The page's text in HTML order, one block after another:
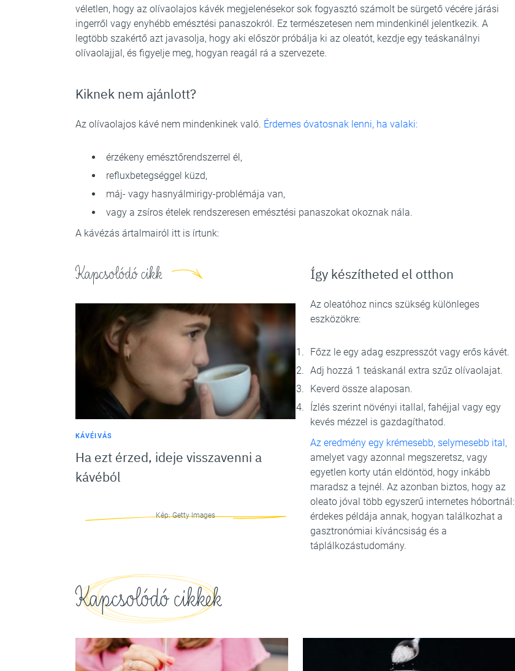
véletlen, hogy az olívaolajos kávék megjelenésekor sok fogyasztó számolt be sürgető vécére járási
ingerről vagy enyhébb emésztési panaszokról. Ez természetesen nem mindenkinél jelentkezik. A
legtöbb szakértő azt javasolja, hogy aki először próbálja ki az oleatót, kezdje egy teáskanálnyi
olívaolajjal, és figyelje meg, hogyan reagál rá a szervezete.
Kiknek nem ajánlott?
Az olívaolajos kávé nem mindenkinek való. Érdemes óvatosnak lenni, ha valaki:
érzékeny emésztőrendszerrel él,
refluxbetegséggel küzd,
máj- vagy hasnyálmirigy-problémája van,
vagy a zsíros ételek rendszeresen emésztési panaszokat okoznak nála.
A kávézás ártalmairól itt is írtunk:
Kapcsolódó cikk
KÁVÉIVÁS
Ha ezt érzed, ideje visszavenni a
kávéból
Kép: Getty Images
Így készítheted el otthon
Az oleatóhoz nincs szükség különleges
eszközökre:
Főzz le egy adag eszpresszót vagy erős kávét.
Adj hozzá 1 teáskanál extra szűz olívaolajat.
Keverd össze alaposan.
Ízlés szerint növényi itallal, fahéjjal vagy egy
kevés mézzel is gazdagíthatod.
Az eredmény egy krémesebb, selymesebb ital,
amelyet vagy azonnal megszeretsz, vagy
egyetlen korty után eldöntöd, hogy inkább
maradsz a tejnél. Az azonban biztos, hogy az
oleato jóval több egyszerű internetes hóbortnál:
érdekes példája annak, hogyan találkozhat a
gasztronómiai kíváncsiság és a
táplálkozástudomány.
Kapcsolódó cikkek